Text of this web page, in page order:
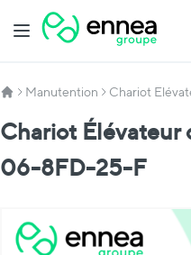
Allez au contenu
Basculer la navigation
Manutention Chariot
Chariot Élévateur
06-8FD-25-F